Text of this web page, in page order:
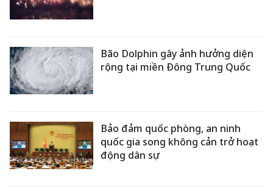
Bão Dolphin gây ảnh hưởng diện
rộng tại miền Đông Trung Quốc
Bảo đảm quốc phòng, an ninh
quốc gia song không cản trở hoạt
động dân sự